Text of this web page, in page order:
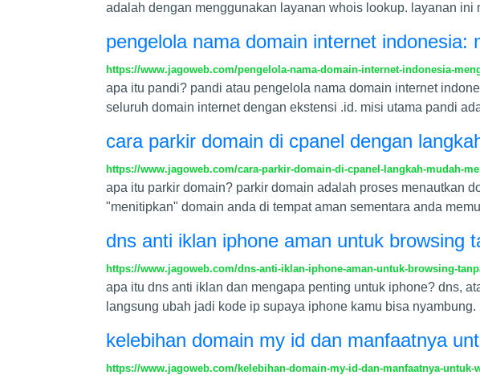
adalah dengan menggunakan layanan whois lookup. layanan
pengelola nama domain internet
https://www.jagoweb.com/pengelola-nama-domain-internet-indonesia-
apa itu pandi? pandi atau pengelola nama domain internet
seluruh domain internet dengan ekstensi .id. misi utama pandi
cara parkir domain di cpanel dengan
https://www.jagoweb.com/cara-parkir-domain-di-cpanel-langkah-mudah-
apa itu parkir domain? parkir domain adalah proses menautkan
"menitipkan" domain anda di tempat aman sementara anda
dns anti iklan iphone aman untuk browsing
https://www.jagoweb.com/dns-anti-iklan-iphone-aman-untuk-browsing-
apa itu dns anti iklan dan mengapa penting untuk iphone? dns,
langsung ubah jadi kode ip supaya iphone kamu bisa
kelebihan domain my id dan manfaatnya
https://www.jagoweb.com/kelebihan-domain-my-id-dan-manfaatnya-untuk-